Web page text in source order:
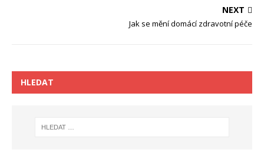
NEXT
Jak se mění domácí zdravotní péče
HLEDAT